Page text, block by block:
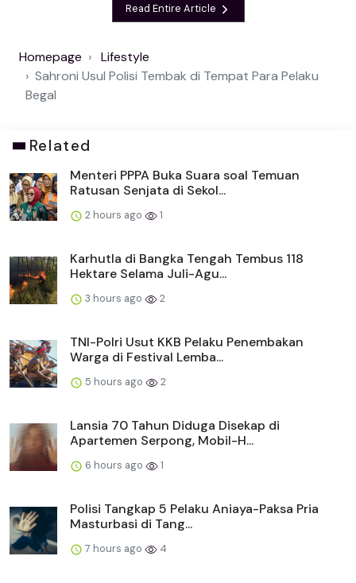
Read Entire Article
Homepage
Lifestyle
Sahroni Usul Polisi Tembak di Tempat Para Pelaku
Begal
Related
Menteri PPPA Buka Suara soal Temuan
Ratusan Senjata di Sekol...
2 hours ago 1
Karhutla di Bangka Tengah Tembus 118
Hektare Selama Juli-Agu...
3 hours ago 2
TNI-Polri Usut KKB Pelaku Penembakan
Warga di Festival Lemba...
5 hours ago 2
Lansia 70 Tahun Diduga Disekap di
Apartemen Serpong, Mobil-H...
6 hours ago 1
Polisi Tangkap 5 Pelaku Aniaya-Paksa Pria
Masturbasi di Tang...
7 hours ago 4